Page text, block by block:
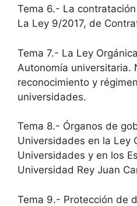
Tema 6.- La
La Ley 9/2017, de
Tema 7.- La Ley
Autonomía universitaria.
reconocimiento y
universidades.
Tema 8.- Órganos de
Universidades en la Ley
Universidades y en los
Universidad Rey Juan
Tema 9.- Protección de